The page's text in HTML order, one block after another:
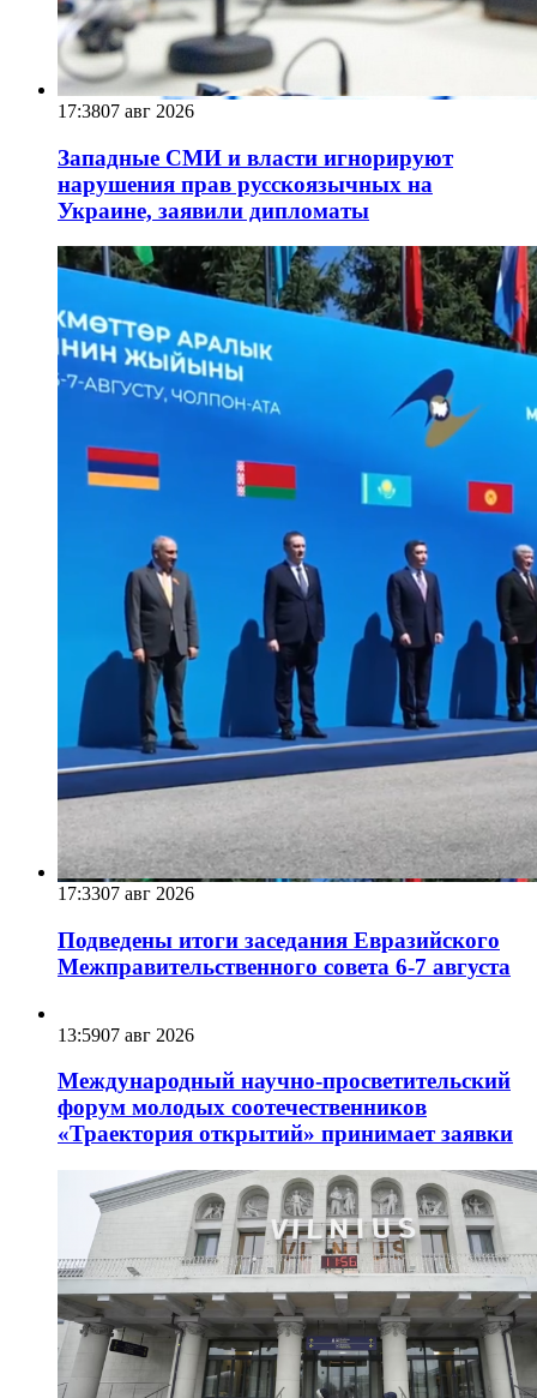
17:3807 авг 2026
Западные СМИ и власти игнорируют
нарушения прав русскоязычных на
Украине, заявили дипломаты
17:3307 авг 2026
Подведены итоги заседания Евразийского
Межправительственного совета 6-7 августа
13:5907 авг 2026
Международный научно-просветительский
форум молодых соотечественников
«Траектория открытий» принимает заявки